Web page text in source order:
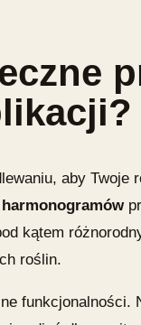
aby Twoje
harmonogramów
kątem
roślin.
funkcjonalności.